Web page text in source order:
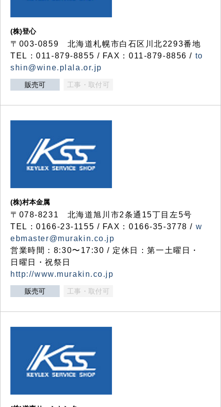
(株)登心
〒003-0859 北海道札幌市白石区川北2293番地
TEL：011-879-8855 / FAX：011-879-8856 / to
shin@wine.plala.or.jp
販売可 工事・取付可
(株)村本金属
〒078-8231 北海道旭川市2条通15丁目左5号
TEL：0166-23-1155 / FAX：0166-35-3778 / w
ebmaster@murakin.co.jp
営業時間：8:30〜17:30 / 定休日：第一土曜日・
日曜日・祝祭日
http://www.murakin.co.jp
販売可 工事・取付可